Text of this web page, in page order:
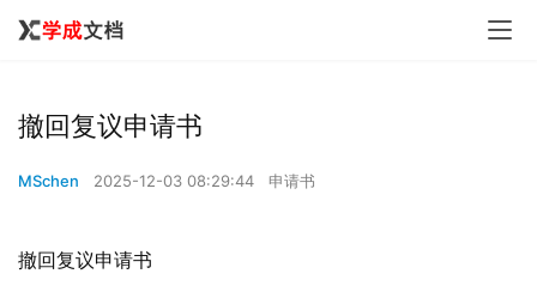
撤回复议申请书
MSchen 2025-12-03 08:29:44 申请书
撤回复议申请书